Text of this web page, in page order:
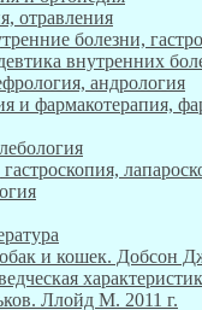
отравления
болезни,
внутренних
андрология
и фармакотерапия,
и кошек. Добсон
Ллойд М. 2011 г.